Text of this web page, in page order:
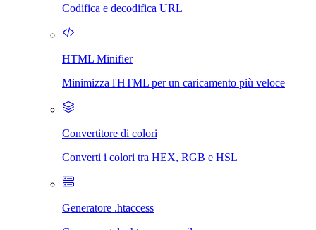
Codifica e decodifica URL
HTML Minifier
Minimizza l'HTML per un caricamento più veloce
Convertitore di colori
Converti i colori tra HEX, RGB e HSL
Generatore .htaccess